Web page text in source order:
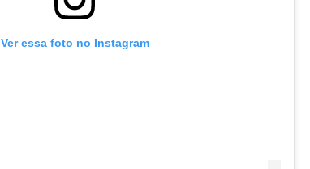
Ver essa foto no Instagram